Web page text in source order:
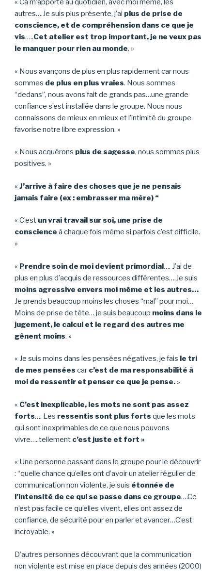
« Ca m’apporte au quotidien, avec moi même, les
autres….Je suis plus présente, j’ai plus de prise de
conscience, et de compréhension dans ce que je
vis…..Cet atelier est trop important, je ne veux pas
le manquer pour rien au monde. »
« Nous avançons de plus en plus rapidement car nous
sommes de plus en plus vraies. Nous sommes
“dedans”, nous avons fait de grands pas…une grande
confiance s’est installée dans le groupe. Nous nous
connaissons de mieux en mieux et l’intimité du groupe
favorise notre libre expression. »
« Nous acquérons plus de sagesse, nous sommes plus
positives. »
« J’arrive à faire des choses que je ne pensais
jamais faire (ex : embrasser ma mère) “
« C’est un vrai travail sur soi, une prise de
conscience à chaque fois même si parfois c’est difficile.
»
« Prendre soin de moi devient primordial…. J’ai de
plus en plus d’acquis de ressources différentes….Je suis
moins agressive envers moi même et les autres…
Je prends beaucoup moins les choses “mal” pour moi…
Moins de prise de tête… je suis beaucoup moins dans le
jugement, le calcul et le regard des autres me
gênent moins. »
« Je suis moins dans les pensées négatives, je fais le tri
de mes pensées car c’est de ma responsabilité à
moi de ressentir et penser ce que je pense. »
« C’est inexplicable, les mots ne sont pas assez
forts…. Les ressentis sont plus forts que les mots
qui sont inexprimables de ce que nous pouvons
vivre…..tellement c’est juste et fort »
« Une personne passant dans le groupe pour le découvrir
: “quelle chance qu’elles ont d’avoir un atelier régulier de
communication non violente, je suis étonnée de
l’intensité de ce qui se passe dans ce groupe….Ce
n’est pas facile ce qu’elles vivent, elles ont assez de
confiance, de sécurité pour en parler et avancer…C’est
incroyable. »
D’autres personnes découvrant que la communication
non violente est mise en place depuis des années (2000)